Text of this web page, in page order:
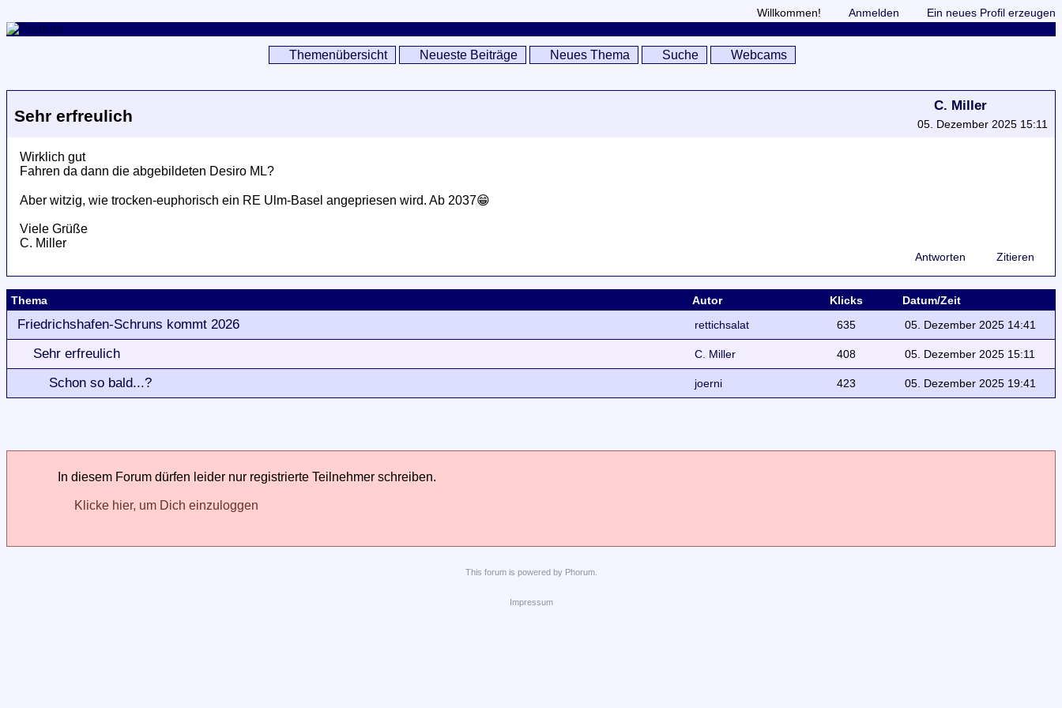
Willkommen! Anmelden Ein neues Profil erzeugen
Themenübersicht Neueste Beiträge Neues Thema Suche Webcams
Sehr erfreulich
C. Miller
05. Dezember 2025 15:11
Wirklich gut
Fahren da dann die abgebildeten Desiro ML?
Aber witzig, wie trocken-euphorisch ein RE Ulm-Basel angepriesen wird. Ab 2037😁
Viele Grüße
C. Miller
Antworten Zitieren
Thema Autor Klicks Datum/Zeit
Friedrichshafen-Schruns kommt 2026 rettichsalat 635 05. Dezember 2025 14:41
Sehr erfreulich C. Miller 408 05. Dezember 2025 15:11
Schon so bald...? joerni 423 05. Dezember 2025 19:41
In diesem Forum dürfen leider nur registrierte Teilnehmer schreiben.
Klicke hier, um Dich einzuloggen
This forumis powered by Phorum.
Impressum